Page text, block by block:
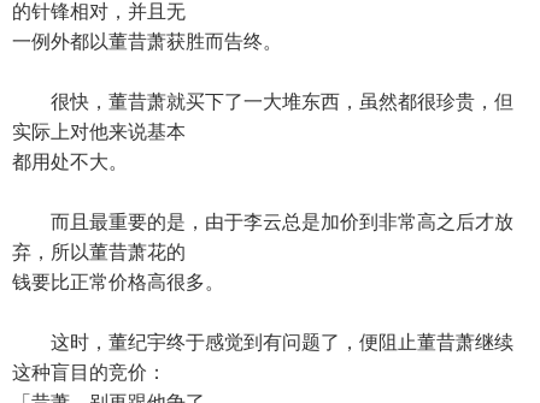
的针锋相对，并且无
一例外都以董昔萧获胜而告终。
很快，董昔萧就买下了一大堆东西，虽然都很珍贵，但
实际上对他来说基本
都用处不大。
而且最重要的是，由于李云总是加价到非常高之后才放
弃，所以董昔萧花的
钱要比正常价格高很多。
这时，董纪宇终于感觉到有问题了，便阻止董昔萧继续
这种盲目的竞价：